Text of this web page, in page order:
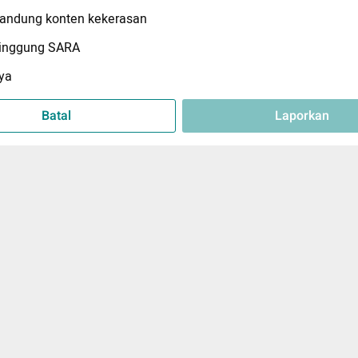
konten kekerasan
SARA
Batal Laporkan